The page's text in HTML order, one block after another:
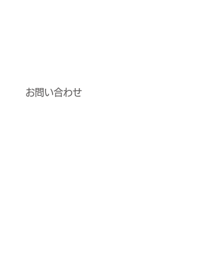
お問い合わせ